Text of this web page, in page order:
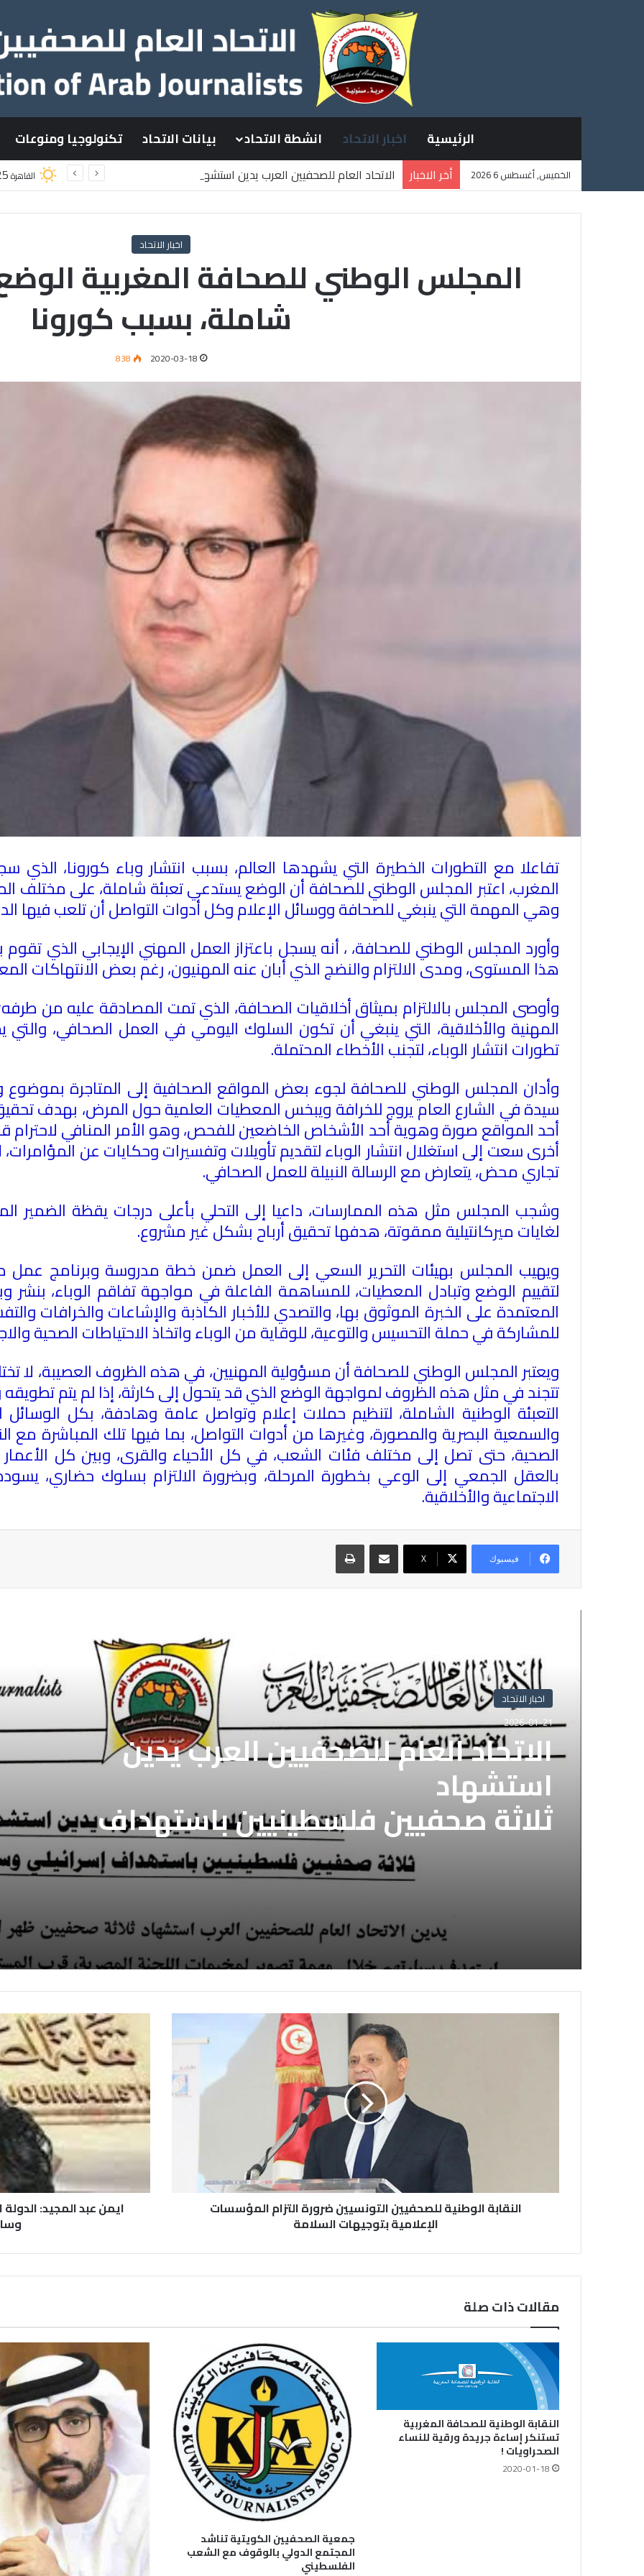
الرئيسية اخبار الاتحاد انشطة الاتحاد بيانات الاتحاد تكنولوجيا ومنوعات
الخميس, أغسطس 6 2026 أخر الاخبار
الاتحاد العام للصحفيين العرب يدين استشهاد
القاهرة
اخبار الاتحاد
المجلس الوطني للصحافة المغربية
شاملة، بسبب كورونا
2020-03-18
838
تفاعلا مع التطورات الخطيرة التي يشهدها العالم، بسبب انتشار وباء كورونا،
المغرب، اعتبر المجلس الوطني للصحافة أن الوضع يستدعي تعبئة شاملة، على مختلف
وهي المهمة التي ينبغي للصحافة ووسائل الإعلام وكل أدوات التواصل أن تلعب فيها
وأورد المجلس الوطني للصحافة، ، أنه يسجل باعتزاز العمل المهني الإيجابي الذي
هذا المستوى، ومدى الالتزام والنضج الذي أبان عنه المهنيون، رغم بعض الانتهاكات
وأوصى المجلس بالالتزام بميثاق أخلاقيات الصحافة، الذي تمت المصادقة عليه من
المهنية والأخلاقية، التي ينبغي أن تكون السلوك اليومي في العمل الصحافي،
تطورات انتشار الوباء، لتجنب الأخطاء المحتملة.
وأدان المجلس الوطني للصحافة لجوء بعض المواقع الصحافية إلى المتاجرة بموضوع
سيدة في الشارع العام يروج للخرافة ويبخس المعطيات العلمية حول المرض، بهدف
أحد المواقع صورة وهوية أحد الأشخاص الخاضعين للفحص، وهو الأمر المنافي لاحترام
أخرى سعت إلى استغلال انتشار الوباء لتقديم تأويلات وتفسيرات وحكايات عن
تجاري محض، يتعارض مع الرسالة النبيلة للعمل الصحافي.
وشجب المجلس مثل هذه الممارسات، داعيا إلى التحلي بأعلى درجات يقظة الضمير
لغايات ميركانتيلية ممقوتة، هدفها تحقيق أرباح بشكل غير مشروع.
ويهيب المجلس بهيئات التحرير السعي إلى العمل ضمن خطة مدروسة وبرنامج
لتقييم الوضع وتبادل المعطيات، للمساهمة الفاعلة في مواجهة تفاقم الوباء، بنشر
المعتمدة على الخبرة الموثوق بها، والتصدي للأخبار الكاذبة والإشاعات والخرافات
للمشاركة في حملة التحسيس والتوعية، للوقاية من الوباء واتخاذ الاحتياطات الصحية
ويعتبر المجلس الوطني للصحافة أن مسؤولية المهنيين، في هذه الظروف العصيبة، لا
تتجند في مثل هذه الظروف لمواجهة الوضع الذي قد يتحول إلى كارثة، إذا لم يتم تطويقه
التعبئة الوطنية الشاملة، لتنظيم حملات إعلام وتواصل عامة وهادفة، بكل الوسائل
والسمعية البصرية والمصورة، وغيرها من أدوات التواصل، بما فيها تلك المباشرة مع
الصحية، حتى تصل إلى مختلف فئات الشعب، في كل الأحياء والقرى، وبين كل الأعمار
بالعقل الجمعي إلى الوعي بخطورة المرحلة، وبضرورة الالتزام بسلوك حضاري،
الاجتماعية والأخلاقية.
فيسبوك X
مشاركة عبر البريد طباعة
اخبار الاتحاد
2026-01-21
الاتحاد العام للصحفيين العرب يدين
استشهاد
ثلاثة صحفيين فلسطينيين باستهداف
إسرائيلي وسط قطاع غزة
النقابة الوطنية للصحفيين التونسيين ضرورة التزام المؤسسات
الإعلامية بتوجيهات السلامة
ايمن عبد المجيد:
مقالات ذات صلة
النقابة الوطنية للصحافة المغربية
تستنكر إساءة جريدة ورقية للنساء
الصحراويات !
2020-01-18
جمعية الصحفيين الكويتية تناشد
المجتمع الدولي بالوقوف مع الشعب
الفلسطيني